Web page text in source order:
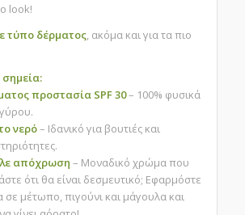
look!
τύπο δέρματος, ακόμα και για τα πιο
προστασία SPF 30– 100% φυσικά
νερό– Ιδανικό για βουτιές και
απόχρωση – Μοναδικό χρώμα που
ότι θα είναι δεσμευτικό; Εφαρμόστε
σε μέτωπο, πιγούνι και μάγουλα και